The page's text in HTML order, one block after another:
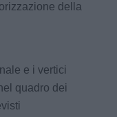
della
e i vertici
quadro dei